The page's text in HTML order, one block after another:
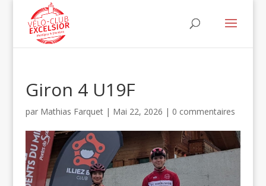
Giron 4 U19F
par Mathias Farquet| Mai 22, 2026 | 0 commentaires